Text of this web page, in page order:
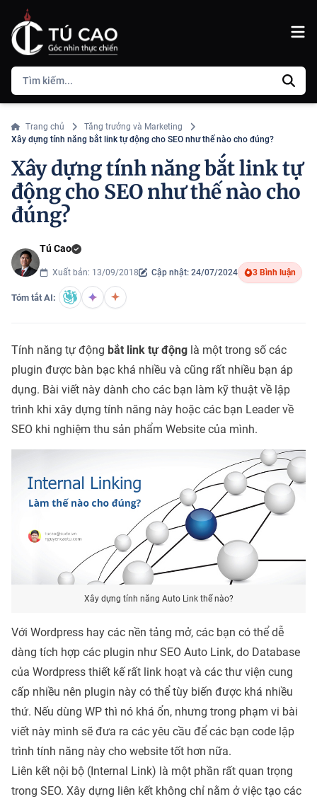
Trang chủ
Tăng trưởng và Marketing
Xây dựng tính năng bắt link tự động cho SEO như thế nào cho đúng?
Xây dựng tính năng bắt link tự
động cho SEO như thế nào cho
đúng?
Tú Cao
Xuất bản: 13/09/2018 Cập nhật: 24/07/2024 3 Bình luận
Tóm tắt AI:
Tính năng tự động bắt link tự động là một trong số các
plugin được bàn bạc khá nhiều và cũng rất nhiều bạn áp
dụng. Bài viết này dành cho các bạn làm kỹ thuật về lập
trình khi xây dựng tính năng này hoặc các bạn Leader về
SEO khi nghiệm thu sản phẩm Website của mình.
Xây dựng tính năng Auto Link thế nào?
Với Wordpress hay các nền tảng mở, các bạn có thể dễ
dàng tích hợp các plugin như SEO Auto Link, do Database
của Wordpress thiết kế rất link hoạt và các thư viện cung
cấp nhiều nên plugin này có thể tùy biến được khá nhiều
thứ. Nếu dùng WP thì nó khá ổn, nhưng trong phạm vi bài
viết này mình sẽ đưa ra các yêu cầu để các bạn code lập
trình tính năng này cho website tốt hơn nữa.
Liên kết nội bộ (Internal Link) là một phần rất quan trọng
trong SEO. Xây dựng liên kết không chỉ nằm ở việc tạo các